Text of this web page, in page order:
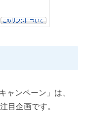
ャンペーン」は、
目企画です。